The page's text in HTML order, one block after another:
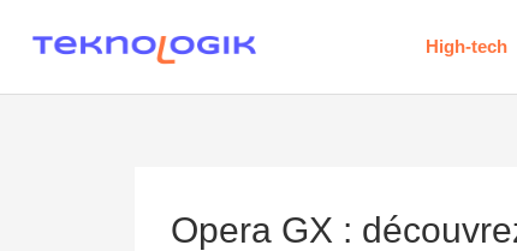
High-tech
Opera GX :